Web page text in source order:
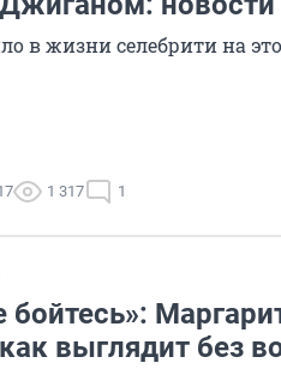
в жизни селебрити на
1 317 1
бойтесь»:
выглядит без